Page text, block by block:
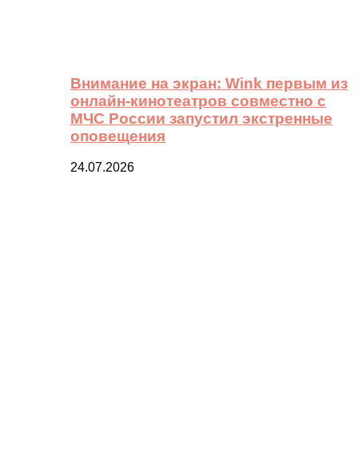
Внимание на экран: Wink первым из
онлайн-кинотеатров совместно с
МЧС России запустил экстренные
оповещения
24.07.2026